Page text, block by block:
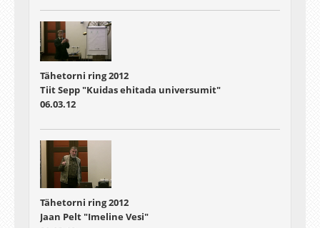
Tähetorni ring 2012
Tiit Sepp "Kuidas ehitada universumit"
06.03.12
Tähetorni ring 2012
Jaan Pelt "Imeline Vesi"